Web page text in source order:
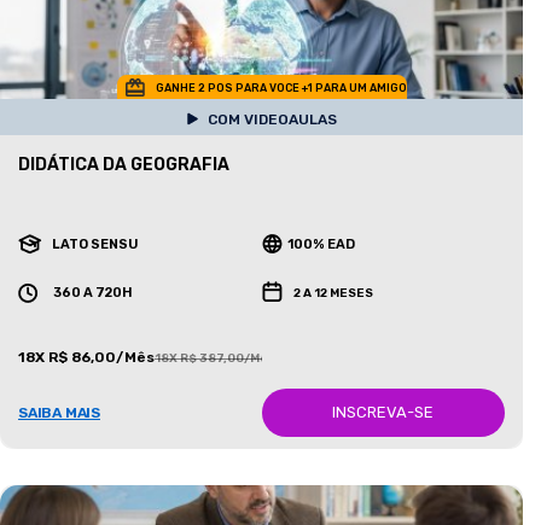
GANHE 2 POS PARA VOCE +1 PARA UM AMIGO
COM VIDEOAULAS
DIDÁTICA DA GEOGRAFIA
LATO SENSU 100% EAD
360 A 720H 2 A 12 MESES
18X R$ 86,00/Mês18X R$ 387,00/Mês
SAIBA MAIS INSCREVA-SE